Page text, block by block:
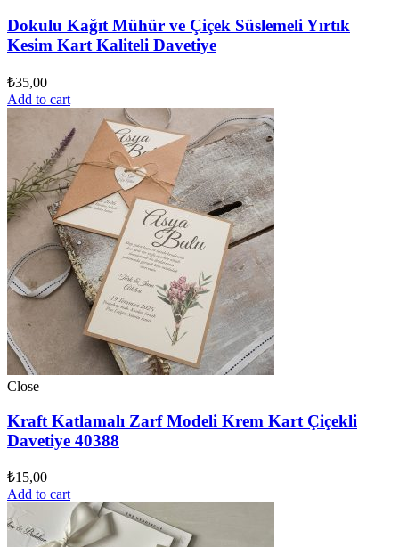
Dokulu Kağıt Mühür ve Çiçek Süslemeli Yırtık
Kesim Kart Kaliteli Davetiye
₺35,00
Add to cart
Close
Kraft Katlamalı Zarf Modeli Krem Kart Çiçekli
Davetiye 40388
₺15,00
Add to cart